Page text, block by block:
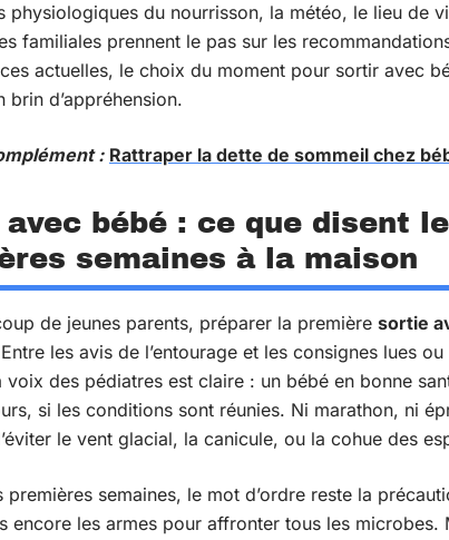
physiologiques du nourrisson, la météo, le lieu de
familiales prennent le pas sur les
actuelles, le choix du moment pour sortir avec
brin d’appréhension.
: Rattraper la dette de sommeil chez
bébé : ce que disent
semaines à la maison
de jeunes parents, préparer la première sortie
les avis de l’entourage et les consignes lues
voix des pédiatres est claire : un bébé en bonne
si les conditions sont réunies. Ni marathon, ni
le vent glacial, la canicule, ou la cohue des
premières semaines, le mot d’ordre reste la
encore les armes pour affronter tous les